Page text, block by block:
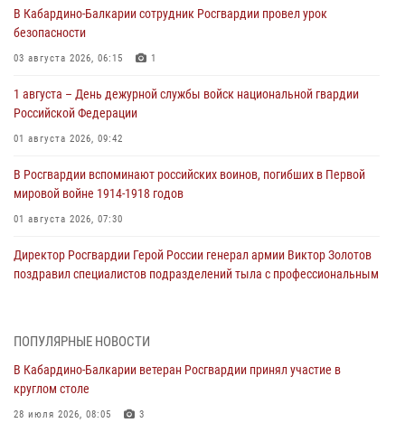
В Кабардино‑Балкарии сотрудник Росгвардии провел урок
безопасности
03 августа 2026, 06:15 1
1 августа – День дежурной службы войск национальной гвардии
Российской Федерации
01 августа 2026, 09:42
В Росгвардии вспоминают российских воинов, погибших в Первой
мировой войне 1914-1918 годов
01 августа 2026, 07:30
Директор Росгвардии Герой России генерал армии Виктор Золотов
поздравил специалистов подразделений тыла с профессиональным
направлении
31 июля 2026, 09:22
ПОПУЛЯРНЫЕ НОВОСТИ
В Кабардино-Балкарии ветеран Росгвардии принял участие в
круглом столе
28 июля 2026, 08:05 3